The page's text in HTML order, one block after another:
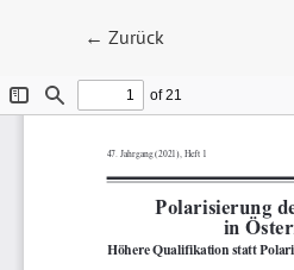
← Zu Artikeldetails
Zurück